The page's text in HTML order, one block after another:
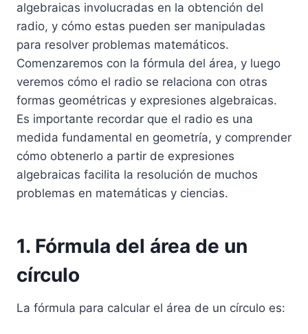
algebraicas involucradas en la obtención del
radio, y cómo estas pueden ser manipuladas
para resolver problemas matemáticos.
Comenzaremos con la fórmula del área, y luego
veremos cómo el radio se relaciona con otras
formas geométricas y expresiones algebraicas.
Es importante recordar que el radio es una
medida fundamental en geometría, y comprender
cómo obtenerlo a partir de expresiones
algebraicas facilita la resolución de muchos
problemas en matemáticas y ciencias.
1. Fórmula del área de un
círculo
La fórmula para calcular el área de un círculo es: